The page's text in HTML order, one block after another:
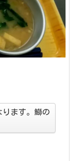
ます。鰤の